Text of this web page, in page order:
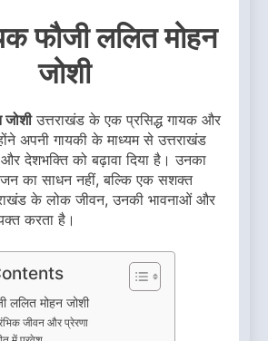
फौजी ललित मोहन
जोशी
जोशीउत्तराखंड के एक प्रसिद्ध गायक और
अपनी गायकी के माध्यम से उत्तराखंड
देशभक्ति को बढ़ावा दिया है। उनका
का साधन नहीं, बल्कि एक सशक्त
के लोक जीवन, उनकी भावनाओं और
करता है।
ललित मोहन जोशी
जीवन और प्रेरणा